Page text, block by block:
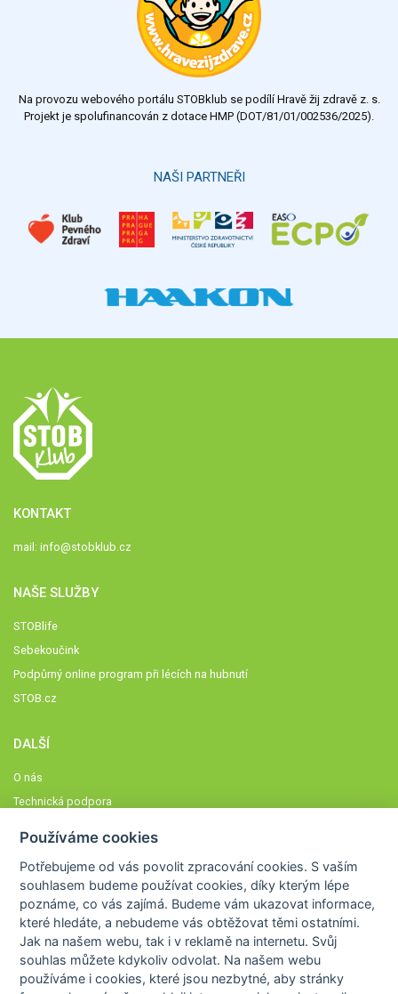
Výsledky Všechny ankety
Na provozu webového portálu STOBklub se podílí Hravě žij zdravě z. s.
Projekt je spolufinancován z dotace HMP (DOT/81/01/002536/2025).
NAŠI PARTNEŘI
KONTAKT
mail: info@stobklub.cz
NAŠE SLUŽBY
STOBlife
Sebekoučink
Podpůrný online program při lécích na hubnutí
STOB.cz
DALŠÍ
O nás
Technická podpora
Členové STOBklubu
Zásady nakládání s osobními údaji
Otestujte se
Spočítejte si
Výzva 52
Používáme cookies
Potřebujeme od vás povolit zpracování cookies. S vaším
souhlasem budeme používat cookies, díky kterým lépe
poznáme,co vás zajímá. Budeme vám ukazovat informace,
které hledáte, a nebudeme vás obtěžovat těmi ostatními.
Jak na našem webu, tak i v reklamě na internetu. Svůj
souhlas můžete kdykoliv odvolat. Na našem webu
používáme i cookies, které jsou nezbytné, aby stránky